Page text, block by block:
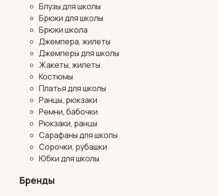
Блузы для школы
Брюки для школы
Брюки школа
Джемпера, жилеты
Джемперы для школы
Жакеты, жилеты
Костюмы
Платья для школы
Ранцы, рюкзаки
Ремни, бабочки
Рюкзаки, ранцы
Сарафаны для школы
Сорочки, рубашки
Юбки для школы
Бренды